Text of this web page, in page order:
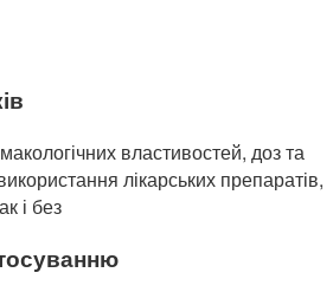
властивостей, доз та
лікарських препаратів,
і без